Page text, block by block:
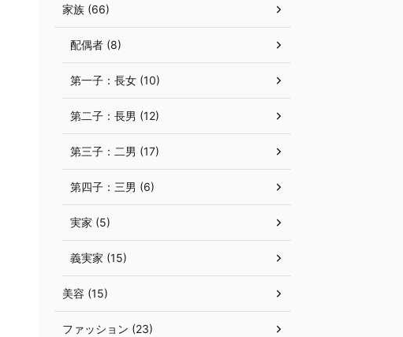
家族 (66)
配偶者 (8)
第一子：長女 (10)
第二子：長男 (12)
第三子：二男 (17)
第四子：三男 (6)
実家 (5)
義実家 (15)
美容 (15)
ファッション (23)